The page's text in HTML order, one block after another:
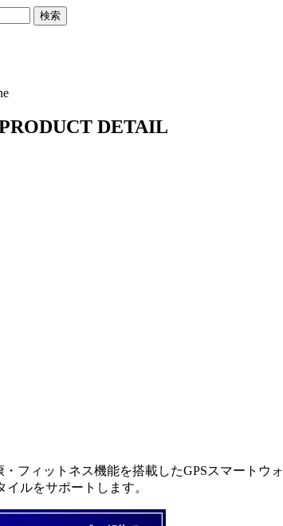
・フィットネス機能を搭載したGPSスマート
ルをサポートします。